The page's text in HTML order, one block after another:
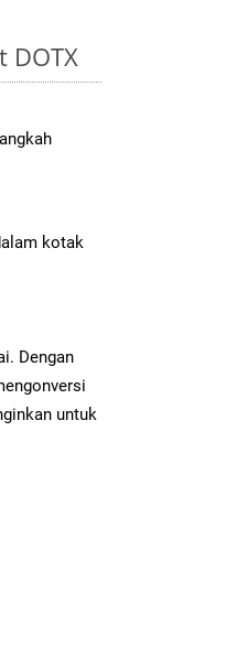
DOTX
kotak
Dengan
untuk